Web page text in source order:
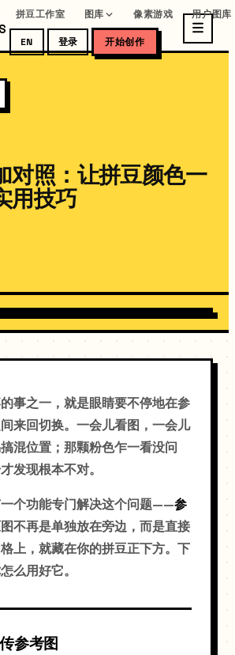
拼豆工作室 图库 像素游戏 用户图库
EN 登录 开始创作
对照：让拼豆颜色一
用技巧
事之一，就是眼睛要不停地在参
来回切换。一会儿看图，一会儿
混位置；那颗粉色乍一看没问
发现根本不对。
个功能专门解决这个问题——参
不再是单独放在旁边，而是直接
上，就藏在你的拼豆正下方。下
么用好它。
参考图